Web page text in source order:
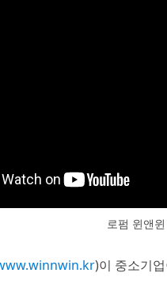
로펌 윈앤
)이 중소기